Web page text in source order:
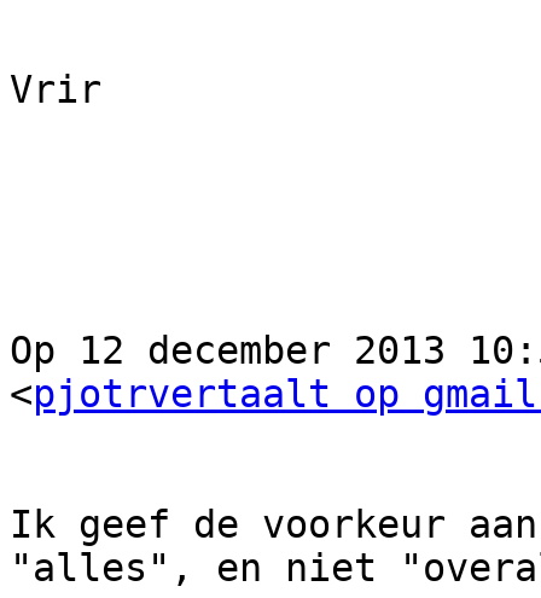
Vrir
Op 12 december 2013
<pjotrvertaalt op
Ik geef de voorkeur
"alles", en niet